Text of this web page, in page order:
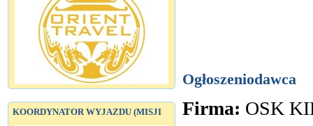
KOORDYNATOR WYJAZDU (MISJI
Ogłoszeniodawca
Firma: OSK